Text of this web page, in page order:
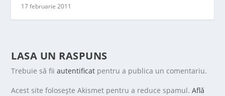
17 februarie 2011
LASA UN RASPUNS
Trebuie să fiiautentificat pentru a publica un comentariu.
Acest site folosește Akismet pentru a reduce spamul.Află